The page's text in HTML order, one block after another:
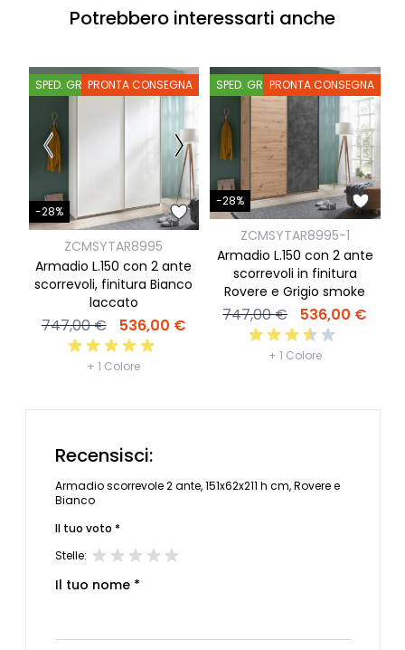
Potrebbero interessarti anche
SPED. GRATISPRONTA CONSEGNA
-28%
ZCMSYTAR8995
Armadio L.150 con 2 ante
scorrevoli, finitura Bianco
laccato
747,00 € 536,00 €
+ 1 Colore
SPED. GRATISPRONTA CONSEGNA
-28%
ZCMSYTAR8995-1
Armadio L.150 con 2 ante
scorrevoli in finitura
Rovere e Grigio smoke
747,00 € 536,00 €
+ 1 Colore
Recensisci:
Armadio scorrevole 2 ante, 151x62x211 h cm, Rovere e
Bianco
Il tuo voto *
Stelle:
Il tuo nome *